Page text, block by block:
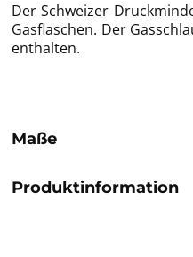
Der Schweizer
Gasflaschen. Der
enthalten.
Maße
Produktinformation